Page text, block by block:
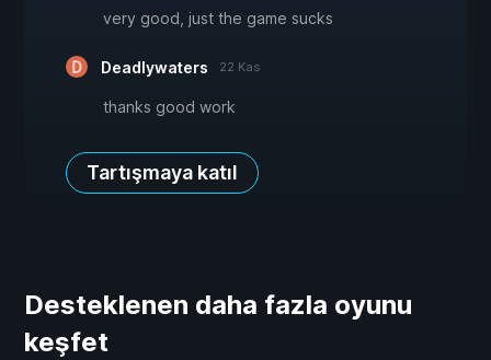
very good, just the game sucks
Deadlywaters 22 Kas
thanks good work
Tartışmaya katıl
Desteklenen daha fazla oyunu
keşfet